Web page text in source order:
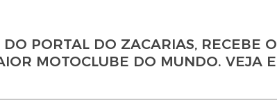
PORTAL DO ZACARIAS, RECEBE O
MOTOCLUBE DO MUNDO. VEJA E